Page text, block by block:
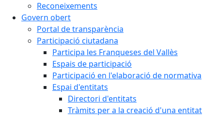
Reconeixements
Govern obert
Portal de transparència
Participació ciutadana
Participa les Franqueses del Vallès
Espais de participació
Participació en l'elaboració de normativa
Espai d'entitats
Directori d'entitats
Tràmits per a la creació d'una entitat